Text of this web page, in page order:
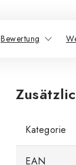
Bewertung
Kategorie
EAN